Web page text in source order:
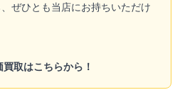
ぜひとも当店にお持ちいただけ
取はこちらから！